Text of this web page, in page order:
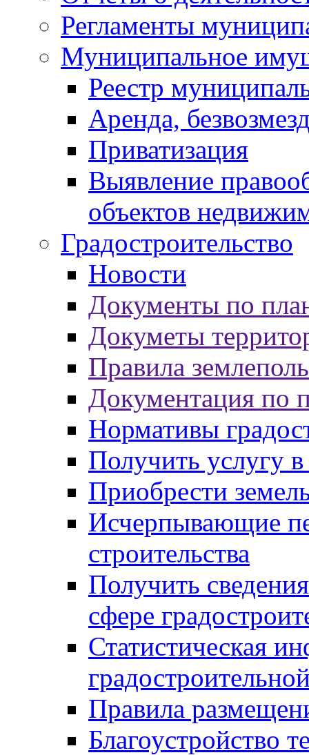
Регламенты
Муниципальное
Реестр
Аренда,
Приватизация
Выявление
объектов
Градостроительство
Новости
Документы по
Докуметы
Правила
Документация по
Нормативы
Получить услугу в
Приобрести
Исчерпывающие
строительства
Получить
сфере
Статистическая
Правила
Благоустройство